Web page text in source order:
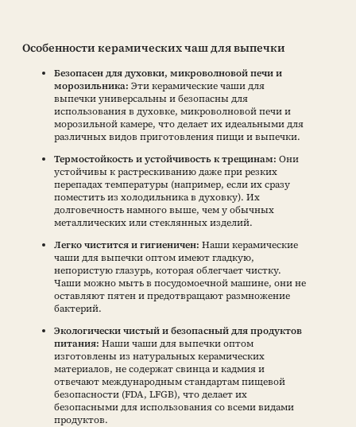
Особенности керамических чаш для выпечки
Безопасен для духовки, микроволновой печи и
морозильника: Эти керамические чаши для
выпечки универсальны и безопасны для
использования в духовке, микроволновой печи и
морозильной камере, что делает их идеальными для
различных видов приготовления пищи и выпечки.
Термостойкость и устойчивость к трещинам: Они
устойчивы к растрескиванию даже при резких
перепадах температуры (например, если их сразу
поместить из холодильника в духовку). Их
долговечность намного выше, чем у обычных
металлических или стеклянных изделий.
Легко чистится и гигиеничен: Наши керамические
чаши для выпечки оптом имеют гладкую,
непористую глазурь, которая облегчает чистку.
Чаши можно мыть в посудомоечной машине, они не
оставляют пятен и предотвращают размножение
бактерий.
Экологически чистый и безопасный для продуктов
питания: Наши чаши для выпечки оптом
изготовлены из натуральных керамических
материалов, не содержат свинца и кадмия и
отвечают международным стандартам пищевой
безопасности (FDA, LFGB), что делает их
безопасными для использования со всеми видами
продуктов.